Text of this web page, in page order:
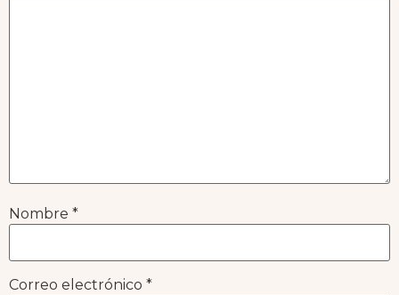
Nombre *
Correo electrónico *